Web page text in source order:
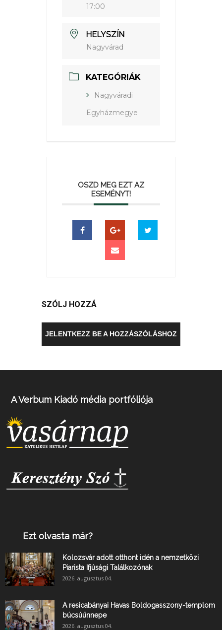
17:00
HELYSZÍN
Nagyvárad
KATEGÓRIÁK
Nagyváradi
Egyházmegye
OSZD MEG EZT AZ
ESEMÉNYT!
SZÓLJ HOZZÁ
JELENTKEZZ BE A HOZZÁSZÓLÁSHOZ
A Verbum Kiadó média portfóliója
Ezt olvasta már?
Kolozsvár adott otthont idén a nemzetközi
Piarista Ifjúsági Találkozónak
2026. augusztus 04.
A resicabányai Havas Boldogasszony-templom
búcsúünnepe
2026. augusztus 04.